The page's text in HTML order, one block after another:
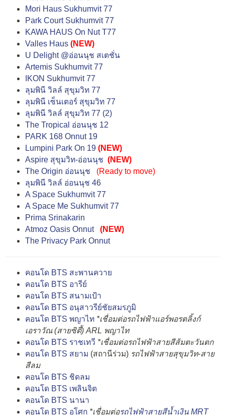
Mori Haus Sukhumvit 77
Park Court Sukhumvit 77
KAWA HAUS On Nut T77
Valles Haus (NEW)
U Delight @อ่อนนุช สเตชั่น
Artemis Sukhumvit 77
IKON Sukhumvit 77
ลุมพินี วิลล์ สุขุมวิท 77
ลุมพินี เซ็นเตอร์ สุขุมวิท 77
ลุมพินี วิลล์ สุขุมวิท 77 (2)
The Tropical อ่อนนุช 12
PARK 168 Onnut 19
Lumpini Park On 19 (NEW)
Aspire สุขุมวิท-อ่อนนุช (NEW)
The Origin อ่อนนุช
(Ready to move)
ลุมพินี วิลล์ อ่อนนุช 46
A Space Sukhumvit 77
A Space Me Sukhumvit 77
Prima Srinakarin
Atmoz Oasis Onnut
(NEW)
The Privacy Park Onnut
คอนโด BTS สะพานควาย
คอนโด BTS อารีย์
คอนโด BTS สนามเป้า
คอนโด BTS อนุสาวรีย์ชัยสมรภูมิ
คอนโด BTS พญาไท *เชื่อมต่อรถไฟฟ้าแอร์พอรตลิ้งก์
เอราวัณ (สายซิตี้) ARL พญาไท
คอนโด BTS ราชเทวี *เชื่อมต่อรถไฟฟ้าสายสีส้มตะวันตก
คอนโด BTS สยาม (สถานีร่วม) รถไฟฟ้าสายสุขุมวิท-สาย
สีลม
คอนโด BTS ชิดลม
คอนโด BTS เพลินจิต
คอนโด BTS นานา
คอนโด BTS อโศก *เชื่อมต่อรถไฟฟ้าสายสีน้ำเงิน MRT